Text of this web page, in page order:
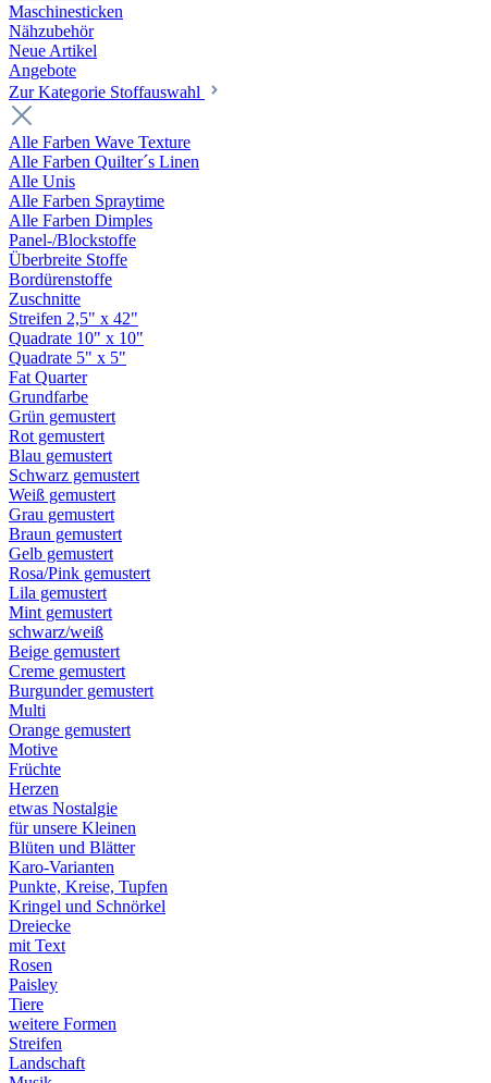
Maschinesticken
Nähzubehör
Neue Artikel
Angebote
Zur Kategorie Stoffauswahl
Alle Farben Wave Texture
Alle Farben Quilter´s Linen
Alle Unis
Alle Farben Spraytime
Alle Farben Dimples
Panel-/Blockstoffe
Überbreite Stoffe
Bordürenstoffe
Zuschnitte
Streifen 2,5" x 42"
Quadrate 10" x 10"
Quadrate 5" x 5"
Fat Quarter
Grundfarbe
Grün gemustert
Rot gemustert
Blau gemustert
Schwarz gemustert
Weiß gemustert
Grau gemustert
Braun gemustert
Gelb gemustert
Rosa/Pink gemustert
Lila gemustert
Mint gemustert
schwarz/weiß
Beige gemustert
Creme gemustert
Burgunder gemustert
Multi
Orange gemustert
Motive
Früchte
Herzen
etwas Nostalgie
für unsere Kleinen
Blüten und Blätter
Karo-Varianten
Punkte, Kreise, Tupfen
Kringel und Schnörkel
Dreiecke
mit Text
Rosen
Paisley
Tiere
weitere Formen
Streifen
Landschaft